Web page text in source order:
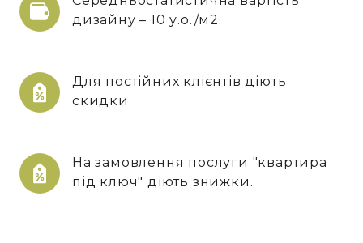
дизайну – 10 у.о./м2.
Для постійних клієнтів діють
скидки
На замовлення послуги "квартира
під ключ" діють знижки.